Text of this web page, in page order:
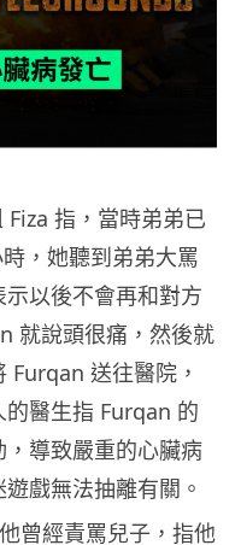
指，當時弟弟已
，她聽到弟弟大罵
以後不會再和對方
就說頭很痛，然後就
Furqan 送往醫院，
醫生指 Furqan 的
導致嚴重的心臟病
戲無法抽離有關。
曾經責罵兒子，指他